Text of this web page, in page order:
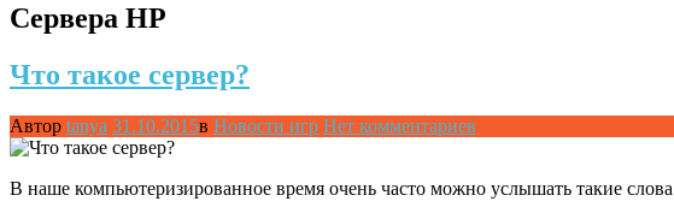
Сервера HP
Что такое сервер?
Автор tanya 31.10.2015в Новости игр Нет комментариев
В наше компьютеризированное время очень часто можно услышать такие слова